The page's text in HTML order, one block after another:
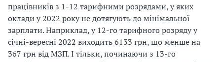
працівників з 1-12 тарифними розрядами, у яких
оклади у 2022 року не дотягують до мінімальної
зарплати. Наприклад, у 12-го тарифного розряду у
січні-вересні 2022 виходить 6133 грн, що менше на
367 грн від МЗП. І тільки, починаючи з 13-го